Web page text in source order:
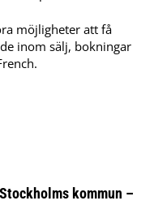
möjligheter att få
inom sälj, bokningar
kommun –